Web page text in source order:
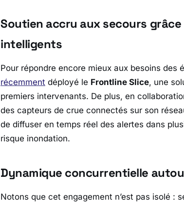
Soutien accru aux secours
intelligents
Pour répondre encore mieux aux besoins des
récemment déployé le Frontline Slice, une
premiers intervenants. De plus, en
des capteurs de crue connectés sur son
de diffuser en temps réel des alertes dans
risque inondation.
Dynamique concurrentielle
Notons que cet engagement n’est pas isolé :